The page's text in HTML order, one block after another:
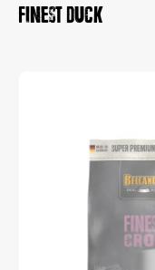
Finest Duck